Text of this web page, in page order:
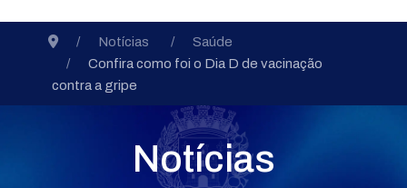
Notícias
Saúde
Confira como foi o Dia D de vacinação
contra a gripe
Notícias